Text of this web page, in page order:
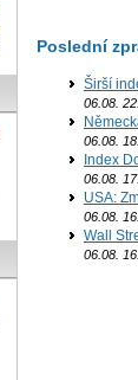
Poslední
Širší
06.08.
06.08.
Index
06.08.
USA:
06.08.
Wall
06.08.